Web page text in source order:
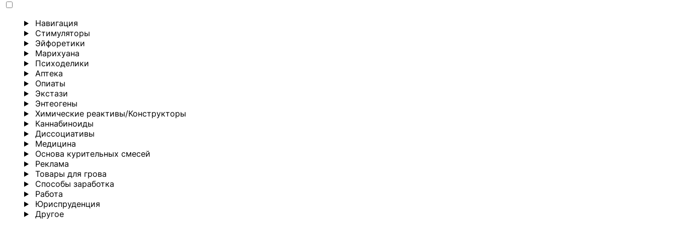
Навигация
Стимуляторы
Эйфоретики
Марихуана
Психоделики
Аптека
Опиаты
Экстази
Энтеогены
Химические реактивы/Конструкторы
Каннабиноиды
Диссоциативы
Медицина
Основа курительных смесей
Реклама
Товары для грова
Способы заработка
Работа
Юриспруденция
Другoе